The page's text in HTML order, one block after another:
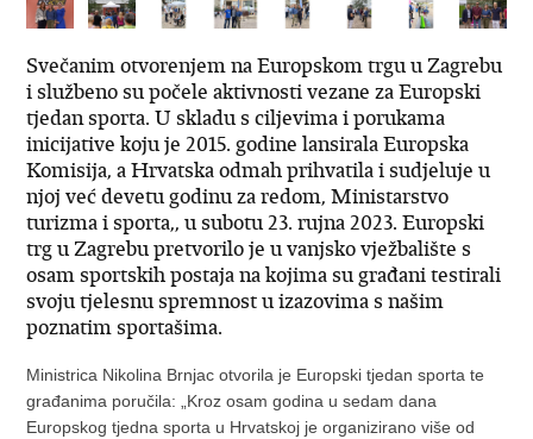
Svečanim otvorenjem na Europskom trgu u Zagrebu
i službeno su počele aktivnosti vezane za Europski
tjedan sporta. U skladu s ciljevima i porukama
inicijative koju je 2015. godine lansirala Europska
Komisija, a Hrvatska odmah prihvatila i sudjeluje u
njoj već devetu godinu za redom, Ministarstvo
turizma i sporta,, u subotu 23. rujna 2023. Europski
trg u Zagrebu pretvorilo je u vanjsko vježbalište s
osam sportskih postaja na kojima su građani testirali
svoju tjelesnu spremnost u izazovima s našim
poznatim sportašima.
Ministrica Nikolina Brnjac otvorila je Europski tjedan sporta te
građanima poručila: „Kroz osam godina u sedam dana
Europskog tjedna sporta u Hrvatskoj je organizirano više od